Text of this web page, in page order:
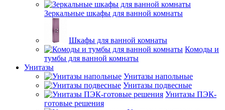
Зеркальные шкафы для ванной комнаты
Шкафы для ванной комнаты
Комоды и
тумбы для ванной комнаты
Унитазы
Унитазы напольные
Унитазы подвесные
Унитазы ПЭК-
готовые решения